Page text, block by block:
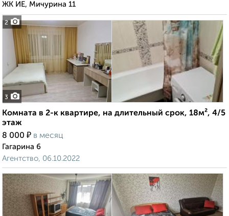
2
ЖК ИЕ, Мичурина 11
3
Комната в 2-к квартире, на длительный срок, 18м², 4/5
этаж
8 000 ₽ в месяц
Гагарина 6
Агентство, 06.10.2022